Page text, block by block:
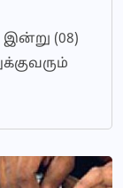
(08)